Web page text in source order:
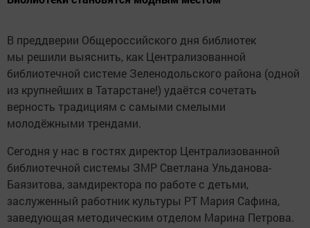
В преддверии Общероссийского дня библиотек
мы решили выяснить, как Централизованной
библиотечной системе Зеленодольского района (одной
из крупнейших в Татарстане!) удаётся сочетать
верность традициям с самыми смелыми
молодёжными трендами.
Сегодня у нас в гостях директор Централизованной
библиотечной системы ЗМР Светлана Ульданова-
Баязитова, замдиректора по работе с детьми,
заслуженный работник культуры РТ Мария Сафина,
заведующая методическим отделом Марина Петрова.